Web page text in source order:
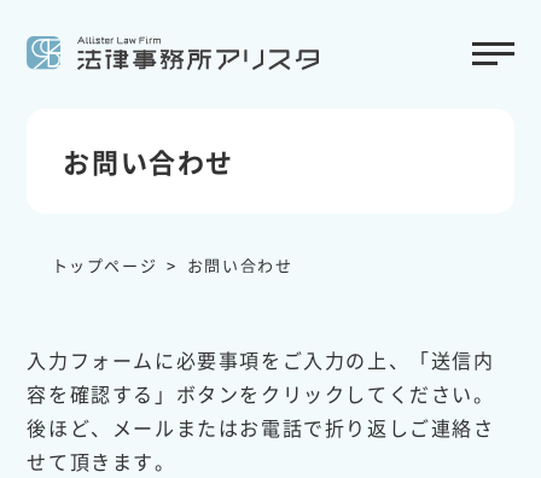
お問い合わせ
トップページ お問い合わせ
入力フォームに必要事項をご入力の上、「送信内
容を確認する」ボタンをクリックしてください。
後ほど、メールまたはお電話で折り返しご連絡さ
せて頂きます。